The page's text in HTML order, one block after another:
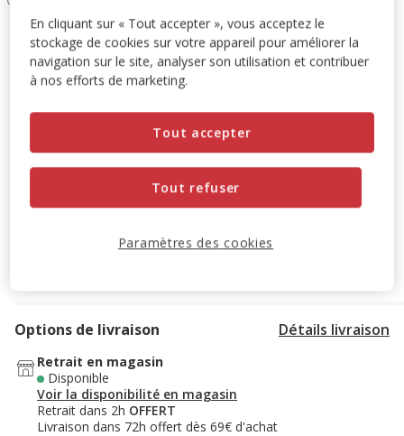
Promotion disponible
-10% sur votre première commande* avec votre Carte
Animalis. Offre non cumulable aux autres promotions en
cours. Voir conditions
Copier
Prix 28.78€
28.78€
Options de livraison Détails livraison
Retrait en magasin
Disponible
Voir la disponibilité en magasin
Retrait dans 2h OFFERT
Livraison dans 72h offert dès 69€ d'achat
En cliquant sur « Tout accepter », vous acceptez le
stockage de cookies sur votre appareil pour améliorer la
navigation sur le site, analyser son utilisation et contribuer
à nos efforts de marketing.
Tout refuser
Tout accepter
Paramètres des cookies